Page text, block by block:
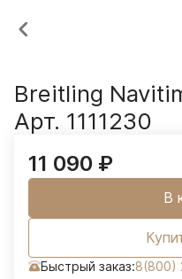
Breitling
Арт. 1111230
11 090 ₽
В
Быстрый заказ:8(800)